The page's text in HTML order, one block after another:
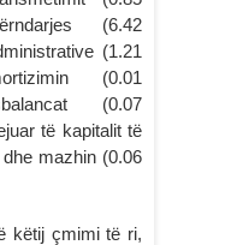
(6.42
(1.21
(0.01
(0.07
të kapitalit të
mazhin (0.06
këtij çmimi të ri,